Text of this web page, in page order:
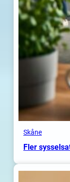
Skåne
Fler